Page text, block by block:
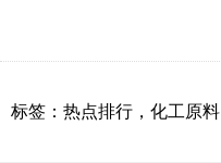
标签： 热点排行 ， 化工原料